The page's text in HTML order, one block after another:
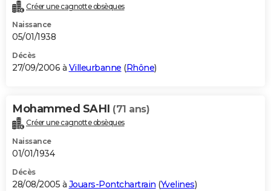
Créer une cagnotte obsèques
Naissance
05/01/1938
Décès
27/09/2006 à Villeurbanne (Rhône)
Mohammed SAHI (71 ans)
Créer une cagnotte obsèques
Naissance
01/01/1934
Décès
28/08/2005 à Jouars-Pontchartrain (Yvelines)